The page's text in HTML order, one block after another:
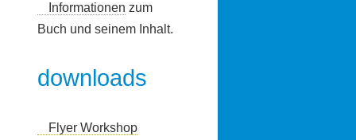
Informationen zum
Buch und seinem Inhalt.
downloads
Flyer Workshop